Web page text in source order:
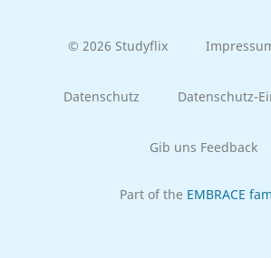
© 2026 Studyflix
Datenschutz Datenschutz-
Gib uns Feedback
Part of the EMBRACE